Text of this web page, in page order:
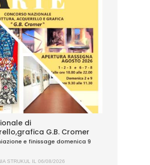
di
G.B. Cromer
e finissage domenica 9
STRUKUL IL 06/08/2026